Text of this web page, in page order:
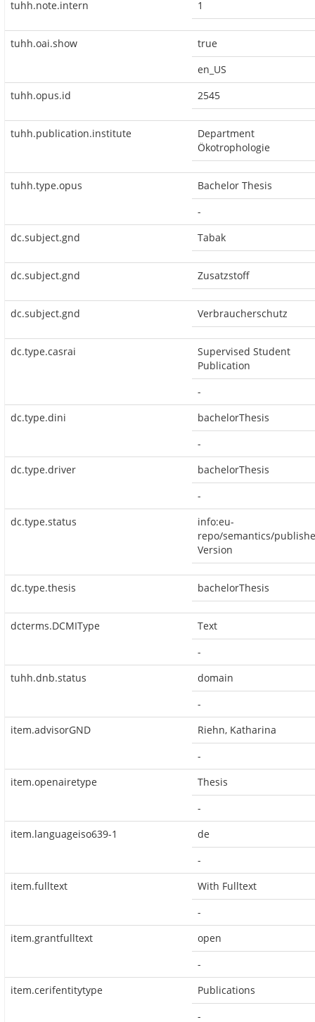
tuhh.note.intern 1
tuhh.oai.show
true
en_US
tuhh.opus.id
2545
tuhh.publication.institute
Department
Ökotrophologie
tuhh.type.opus
Bachelor Thesis
-
dc.subject.gnd
Tabak
dc.subject.gnd Zusatzstoff
dc.subject.gnd Verbraucherschutz
dc.type.casrai
Supervised Student
Publication
-
dc.type.dini
bachelorThesis
-
dc.type.driver
bachelorThesis
-
dc.type.status
info:eu-
repo/semantics/
Version
dc.type.thesis bachelorThesis
dcterms.DCMIType
Text
-
tuhh.dnb.status
domain
-
item.advisorGND
Riehn, Katharina
-
item.openairetype
Thesis
-
item.languageiso639-1
de
-
item.fulltext
With Fulltext
-
item.grantfulltext
open
-
item.cerifentitytype
Publications
-